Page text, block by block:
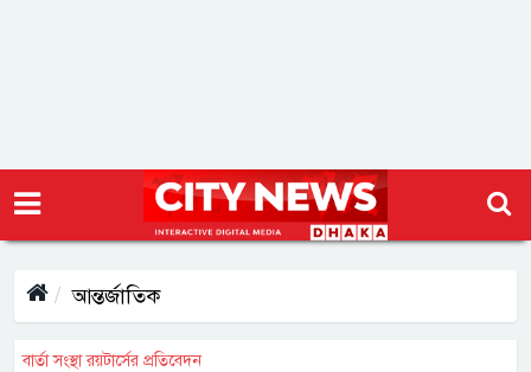
আন্তর্জাতিক
বার্তা সংস্থা রয়টার্সের প্রতিবেদন